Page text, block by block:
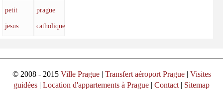
petit
jesus
prague
catholique
© 2008 - 2015 Ville Prague| Transfert aéroport Prague| Visites
guidées | Location d'appartements à Prague | Contact | Sitemap